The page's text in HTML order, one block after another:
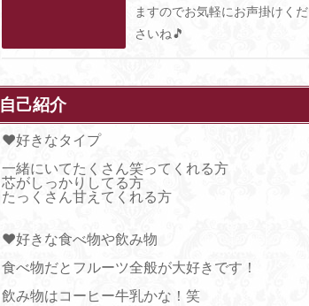
ますのでお気軽にお声掛けくだ
さいね🎵
自己紹介
♥好きなタイプ
一緒にいてたくさん笑ってくれる方
芯がしっかりしてる方
たっくさん甘えてくれる方
♥好きな食べ物や飲み物
食べ物だとフルーツ全般が大好きです！
飲み物はコーヒー牛乳かな！笑